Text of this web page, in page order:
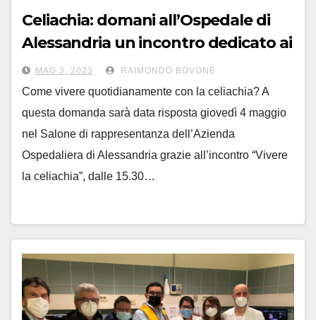
Celiachia: domani all’Ospedale di
Alessandria un incontro dedicato ai
malati e alle loro famiglie
MAG 3, 2023 RAIMONDO BOVONE
Come vivere quotidianamente con la celiachia? A
questa domanda sarà data risposta giovedì 4 maggio
nel Salone di rappresentanza dell’Azienda
Ospedaliera di Alessandria grazie all’incontro “Vivere
la celiachia”, dalle 15.30…